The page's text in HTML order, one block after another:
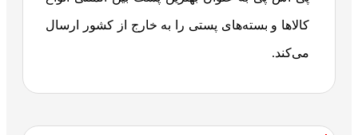
کالاها و بسته‌های پستی را به خارج از کشور ارسال
می‌کند.